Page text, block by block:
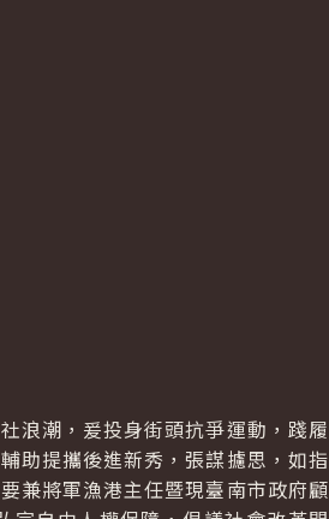
浪潮，爰投身街頭抗爭運動，踐履
助提攜後進新秀，張謀攄思，如指
兼將軍漁港主任暨現臺南市政府顧